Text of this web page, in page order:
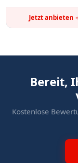
Jetzt anbieten
Bereit,
Kostenlose